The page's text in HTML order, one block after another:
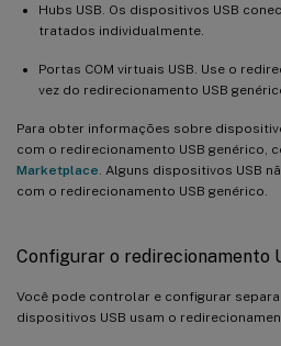
Hubs USB. Os dispositivos USB
tratados individualmente.
Portas COM virtuais USB. Use o
vez do redirecionamento USB
Para obter informações sobre
com o redirecionamento USB genérico,
Marketplace . Alguns dispositivos USB
com o redirecionamento USB genérico.
Configurar o redirecionamento
Você pode controlar e configurar
dispositivos USB usam o